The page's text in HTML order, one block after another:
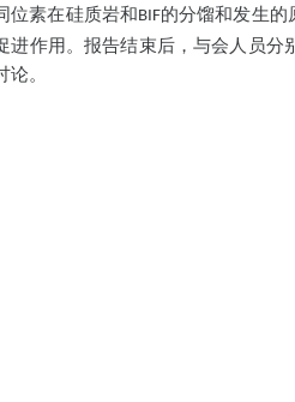
位素在硅质岩和 BIF的分馏和发生的
进作用。报告结束后，与会人员
论。